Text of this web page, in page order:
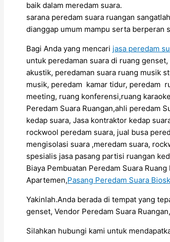
baik dalam meredam suara.
sarana peredam suara ruangan
dianggap umum mampu serta berperan
Bagi Anda yang mencari jasa peredam
untuk peredaman suara di ruang
akustik, peredaman suara ruang musik
musik, peredam kamar tidur, peredam
meeting, ruang konferensi,ruang
Peredam Suara Ruangan,ahli peredam
kedap suara, Jasa kontraktor kedap
rockwool peredam suara, jual busa
mengisolasi suara ,meredam suara,
spesialis jasa pasang partisi ruangan
Biaya Pembuatan Peredam Suara
Apartemen,Pasang Peredam Suara
Yakinlah.Anda berada di tempat yang
genset, Vendor Peredam Suara
Silahkan hubungi kami untuk